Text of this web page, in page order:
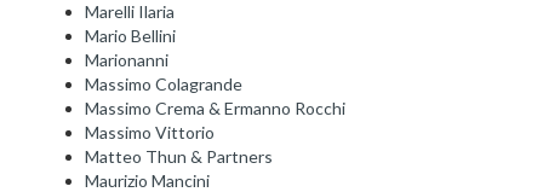
Marelli Ilaria
Mario Bellini
Marionanni
Massimo Colagrande
Massimo Crema & Ermanno Rocchi
Massimo Vittorio
Matteo Thun & Partners
Maurizio Mancini